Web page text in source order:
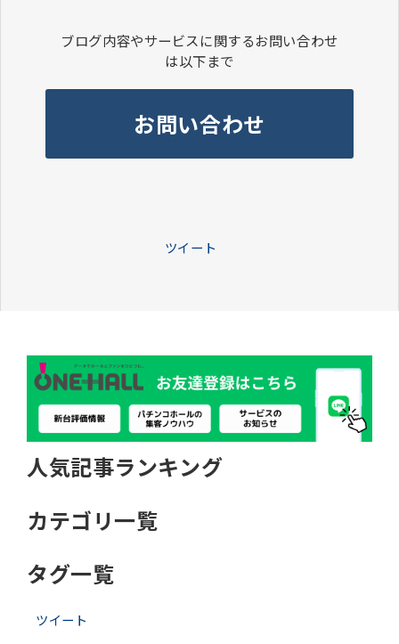
ブログ内容やサービスに関するお問い合わせ
は以下まで
お問い合わせ
ツイート
人気記事ランキング
カテゴリ一覧
タグ一覧
ツイート